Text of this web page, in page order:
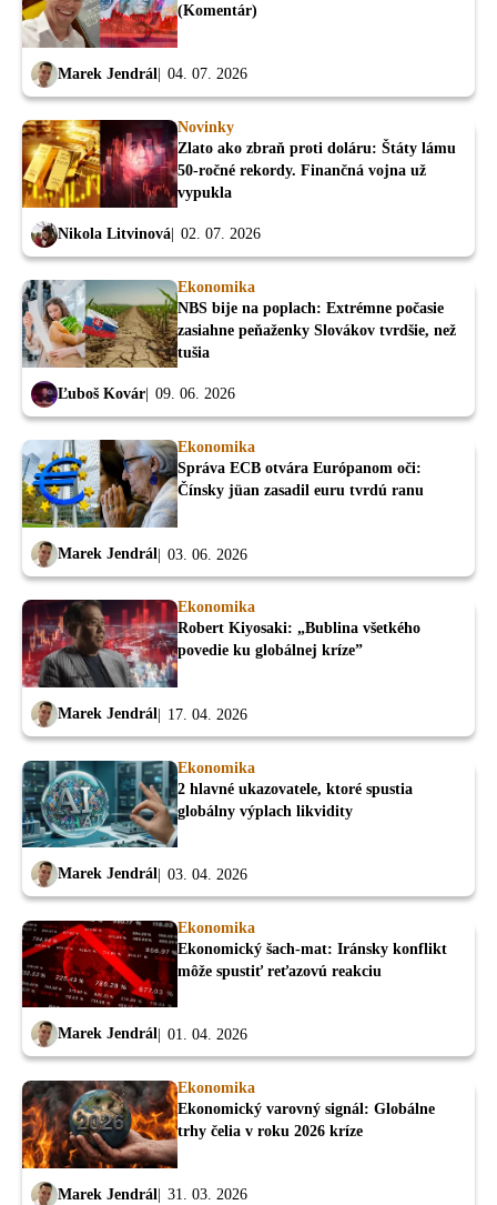
(Komentár)
Marek Jendrál 04. 07. 2026
Novinky
Zlato ako zbraň proti doláru: Štáty lámu
50-ročné rekordy. Finančná vojna už
vypukla
Nikola Litvinová 02. 07. 2026
Ekonomika
NBS bije na poplach: Extrémne počasie
zasiahne peňaženky Slovákov tvrdšie, než
tušia
Ľuboš Kovár 09. 06. 2026
Ekonomika
Správa ECB otvára Európanom oči:
Čínsky jüan zasadil euru tvrdú ranu
Marek Jendrál 03. 06. 2026
Ekonomika
Robert Kiyosaki: „Bublina všetkého
povedie ku globálnej kríze”
Marek Jendrál 17. 04. 2026
Ekonomika
2 hlavné ukazovatele, ktoré spustia
globálny výplach likvidity
Marek Jendrál 03. 04. 2026
Ekonomika
Ekonomický šach-mat: Iránsky konflikt
môže spustiť reťazovú reakciu
Marek Jendrál 01. 04. 2026
Ekonomika
Ekonomický varovný signál: Globálne
trhy čelia v roku 2026 kríze
Marek Jendrál 31. 03. 2026